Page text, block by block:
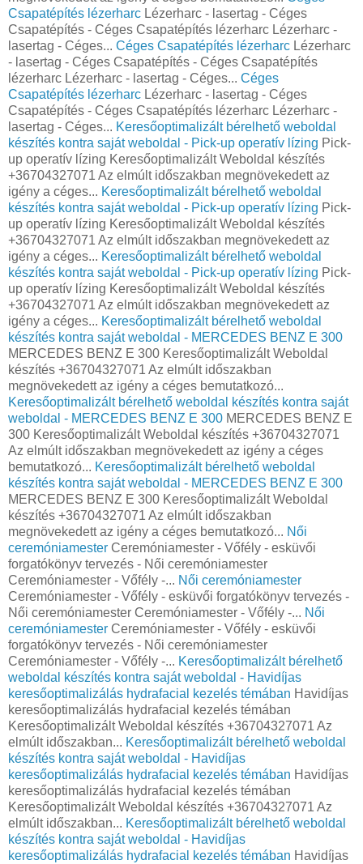
Csapatépítés lézerharc Lézerharc - lasertag - Céges
Csapatépítés - Céges Csapatépítés lézerharc Lézerharc -
lasertag - Céges... Céges Csapatépítés lézerharc Lézerharc
- lasertag - Céges Csapatépítés - Céges Csapatépítés
lézerharc Lézerharc - lasertag - Céges... Céges
Csapatépítés lézerharc Lézerharc - lasertag - Céges
Csapatépítés - Céges Csapatépítés lézerharc Lézerharc -
lasertag - Céges... Keresőoptimalizált bérelhető weboldal
készítés kontra saját weboldal - Pick-up operatív lízing Pick-
up operatív lízing Keresőoptimalizált Weboldal készítés
+36704327071 Az elmúlt időszakban megnövekedett az
igény a céges... Keresőoptimalizált bérelhető weboldal
készítés kontra saját weboldal - Pick-up operatív lízing Pick-
up operatív lízing Keresőoptimalizált Weboldal készítés
+36704327071 Az elmúlt időszakban megnövekedett az
igény a céges... Keresőoptimalizált bérelhető weboldal
készítés kontra saját weboldal - Pick-up operatív lízing Pick-
up operatív lízing Keresőoptimalizált Weboldal készítés
+36704327071 Az elmúlt időszakban megnövekedett az
igény a céges... Keresőoptimalizált bérelhető weboldal
készítés kontra saját weboldal - MERCEDES BENZ E 300
MERCEDES BENZ E 300 Keresőoptimalizált Weboldal
készítés +36704327071 Az elmúlt időszakban
megnövekedett az igény a céges bemutatkozó...
Keresőoptimalizált bérelhető weboldal készítés kontra saját
weboldal - MERCEDES BENZ E 300 MERCEDES BENZ E
300 Keresőoptimalizált Weboldal készítés +36704327071
Az elmúlt időszakban megnövekedett az igény a céges
bemutatkozó... Keresőoptimalizált bérelhető weboldal
készítés kontra saját weboldal - MERCEDES BENZ E 300
MERCEDES BENZ E 300 Keresőoptimalizált Weboldal
készítés +36704327071 Az elmúlt időszakban
megnövekedett az igény a céges bemutatkozó... Női
ceremóniamester Ceremóniamester - Vőfély - esküvői
forgatókönyv tervezés - Női ceremóniamester
Ceremóniamester - Vőfély -... Női ceremóniamester
Ceremóniamester - Vőfély - esküvői forgatókönyv tervezés -
Női ceremóniamester Ceremóniamester - Vőfély -... Női
ceremóniamester Ceremóniamester - Vőfély - esküvői
forgatókönyv tervezés - Női ceremóniamester
Ceremóniamester - Vőfély -... Keresőoptimalizált bérelhető
weboldal készítés kontra saját weboldal - Havidíjas
keresőoptimalizálás hydrafacial kezelés témában Havidíjas
keresőoptimalizálás hydrafacial kezelés témában
Keresőoptimalizált Weboldal készítés +36704327071 Az
elmúlt időszakban... Keresőoptimalizált bérelhető weboldal
készítés kontra saját weboldal - Havidíjas
keresőoptimalizálás hydrafacial kezelés témában Havidíjas
keresőoptimalizálás hydrafacial kezelés témában
Keresőoptimalizált Weboldal készítés +36704327071 Az
elmúlt időszakban... Keresőoptimalizált bérelhető weboldal
készítés kontra saját weboldal - Havidíjas
keresőoptimalizálás hydrafacial kezelés témában Havidíjas